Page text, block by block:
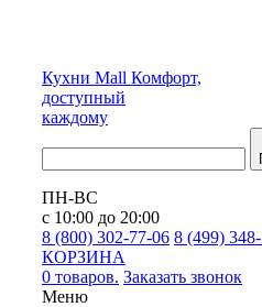
Кухни Mall Комфорт,
доступный
каждому
ПН-ВС
с 10:00 до 20:00
8 (800) 302-77-06 8 (499) 348-
КОРЗИНА
0 товаров. Заказать звонок
Меню